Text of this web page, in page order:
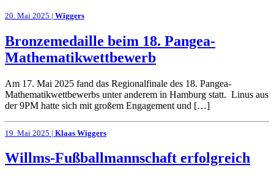
20. Mai 2025 | Wiggers
Bronzemedaille beim 18. Pangea-
Mathematikwettbewerb
Am 17. Mai 2025 fand das Regionalfinale des 18. Pangea-
Mathematikwettbewerbs unter anderem in Hamburg statt. Linus aus
der 9PM hatte sich mit großem Engagement und […]
19. Mai 2025 | Klaas Wiggers
Willms-Fußballmannschaft erfolgreich